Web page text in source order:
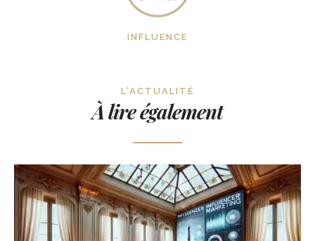
INFLUENCE
L'ACTUALITÉ
À lire également